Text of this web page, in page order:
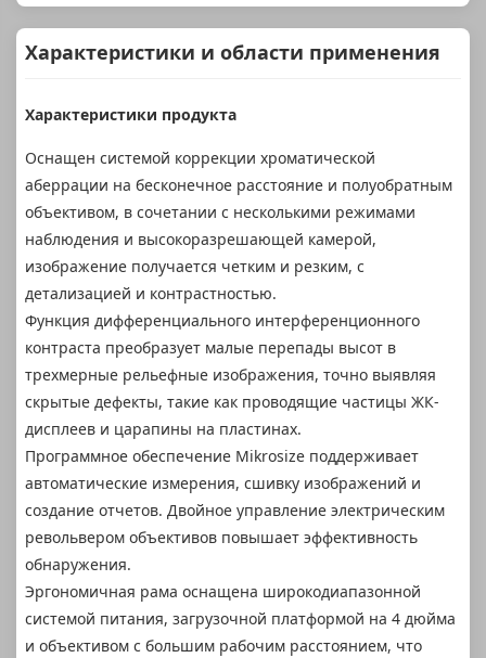
Характеристики и области применения
Характеристики продукта
Оснащен системой коррекции хроматической
аберрации на бесконечное расстояние и полуобратным
объективом, в сочетании с несколькими режимами
наблюдения и высокоразрешающей камерой,
изображение получается четким и резким, с
детализацией и контрастностью.
Функция дифференциального интерференционного
контраста преобразует малые перепады высот в
трехмерные рельефные изображения, точно выявляя
скрытые дефекты, такие как проводящие частицы ЖК-
дисплеев и царапины на пластинах.
Программное обеспечение Mikrosize поддерживает
автоматические измерения, сшивку изображений и
создание отчетов. Двойное управление электрическим
револьвером объективов повышает эффективность
обнаружения.
Эргономичная рама оснащена широкодиапазонной
системой питания, загрузочной платформой на 4 дюйма
и объективом с большим рабочим расстоянием, что